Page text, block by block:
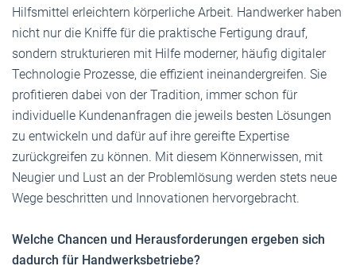
Hilfsmittel erleichtern körperliche Arbeit. Handwerker haben
nicht nur die Kniffe für die praktische Fertigung drauf,
sondern strukturieren mit Hilfe moderner, häufig digitaler
Technologie Prozesse, die effizient ineinandergreifen. Sie
profitieren dabei von der Tradition, immer schon für
individuelle Kundenanfragen die jeweils besten Lösungen
zu entwickeln und dafür auf ihre gereifte Expertise
zurückgreifen zu können. Mit diesem Könnerwissen, mit
Neugier und Lust an der Problemlösung werden stets neue
Wege beschritten und Innovationen hervorgebracht.
Welche Chancen und Herausforderungen ergeben sich
dadurch für Handwerksbetriebe?